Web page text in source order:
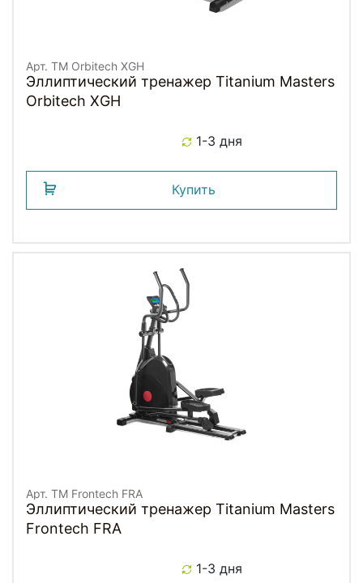
Арт. TM Orbitech XGH
Эллиптический тренажер Titanium Masters
Orbitech XGH
1-3 дня
Купить
Арт. TM Frontech FRA
Эллиптический тренажер Titanium Masters
Frontech FRA
1-3 дня